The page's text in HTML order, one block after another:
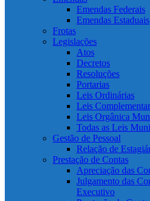
Emendas Federais
Emendas Estaduais
Frotas
Legislações
Atos
Decretos
Resoluções
Portarias
Leis Ordinárias
Leis
Leis Orgânica
Todas as Leis
Gestão de Pessoal
Relação de
Prestação de Contas
Apreciação das
Julgamento das
Executivo